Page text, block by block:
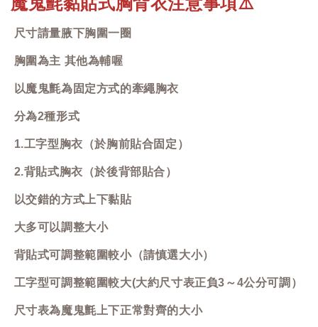
尺寸請量腋下胸圍一圈
胸圍為主 其他為輔喔
以魔鬼氈為固定方式的牽繩胸衣
分為2種形式
1.工字型胸衣（於胸前貼合固定）
2.背貼式胸衣（於後背部貼合）
以交錯的方式上下黏貼
大多可以調整大小
背貼式可調整範圍較小（請慎選大小）
工字型可調整範圍較大(大約尺寸表正負3～4公分可調）
尺寸表為魔鬼氈上下正常對齊的大小